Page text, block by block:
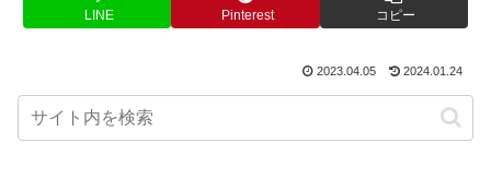
LINE Pinterest コピー
2023.04.05 2024.01.24